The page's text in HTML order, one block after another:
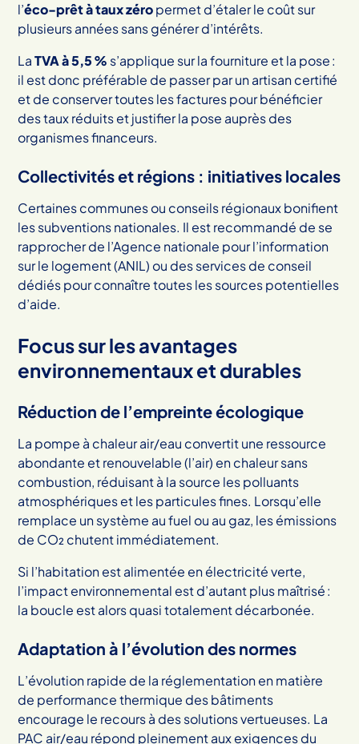
l’éco-prêt à taux zéropermet d’étaler le coût sur
plusieurs années sans générer d’intérêts.
LaTVA à 5,5 % s’applique sur la fourniture et la pose :
il est donc préférable de passer par un artisan certifié
et de conserver toutes les factures pour bénéficier
des taux réduits et justifier la pose auprès des
organismes financeurs.
Collectivités et régions : initiatives locales
Certaines communes ou conseils régionaux bonifient
les subventions nationales. Il est recommandé de se
rapprocher de l’Agence nationale pour l’information
sur le logement (ANIL) ou des services de conseil
dédiés pour connaître toutes les sources potentielles
d’aide.
Focus sur les avantages
environnementaux et durables
Réduction de l’empreinte écologique
La pompe à chaleur air/eau convertit une ressource
abondante et renouvelable (l’air) en chaleur sans
combustion, réduisant à la source les polluants
atmosphériques et les particules fines. Lorsqu’elle
remplace un système au fuel ou au gaz, les émissions
de CO₂ chutent immédiatement.
Si l’habitation est alimentée en électricité verte,
l’impact environnemental est d’autant plus maîtrisé :
la boucle est alors quasi totalement décarbonée.
Adaptation à l’évolution des normes
L’évolution rapide de la réglementation en matière
de performance thermique des bâtiments
encourage le recours à des solutions vertueuses. La
PAC air/eau répond pleinement aux exigences du